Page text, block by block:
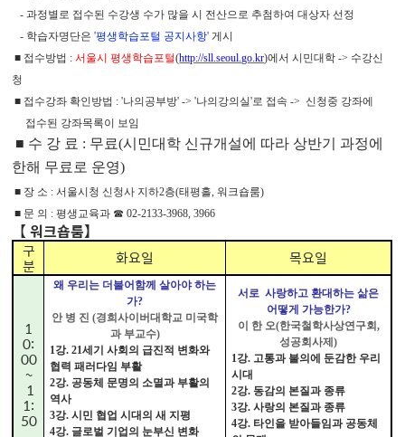
- 과정별로 접수된 수강생 수가 많을 시 전산으로 추첨하여 대상자 선정
- 학습자명단은'평생학습포털 공지사항' 게시
■ 접수방법 :서울시 평생학습포털(http://sll.seoul.go.kr)에서 시민대학 -> 수강신
청
■ 접수강좌 확인방법 : '나의공부방' -> '나의강의실'로 접속 -> 신청중 강좌에
접수된 강좌목록이 보임
■ 수 강 료 : 무료(시민대학 신규개설에 따라 상반기 과정에
한해 무료로 운영)
■ 장 소 : 서울시청 신청사 지하2층(태평홀, 워크숍룸)
■ 문 의 : 평생교육과 ☎ 02-2133-3968, 3966
【워크숍룸】
구
분 화요일 목요일
1
0:
00
~
1
1:
50
왜 우리는 더불어함께 살아야 하는
가?
안 병 진 (경희사이버대학교 미국학
과 부교수)
1강. 21세기 사회의 급진적 변화와
협력 패러다임 부활
2강. 공동체 문명의 소멸과 부활의
역사
3강. 시민 협업 시대의 새 지평
4강. 글로벌 기업의 눈부신 변화
서로 사랑하고 환대하는 삶은
어떻게 가능한가?
이 한 오(한국철학사상연구회,
성공회사제)
1강. 고통과 불의에 둔감한 우리
시대
2강. 동감의 본질과 종류
3강. 사랑의 본질과 종류
4강. 타인을 받아들임과 공동체